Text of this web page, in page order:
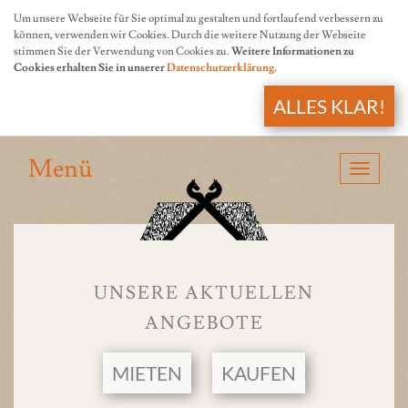
Menü
UNSERE AKTUELLEN
ANGEBOTE
MIETEN KAUFEN
Um unsere Webseite für Sie optimal zu gestalten und fortlaufend verbessern zu
können, verwenden wir Cookies. Durch die weitere Nutzung der Webseite
stimmen Sie der Verwendung von Cookies zu. Weitere Informationen zu
Cookies erhalten Sie in unsererDatenschutzerklärung.
ALLES KLAR!